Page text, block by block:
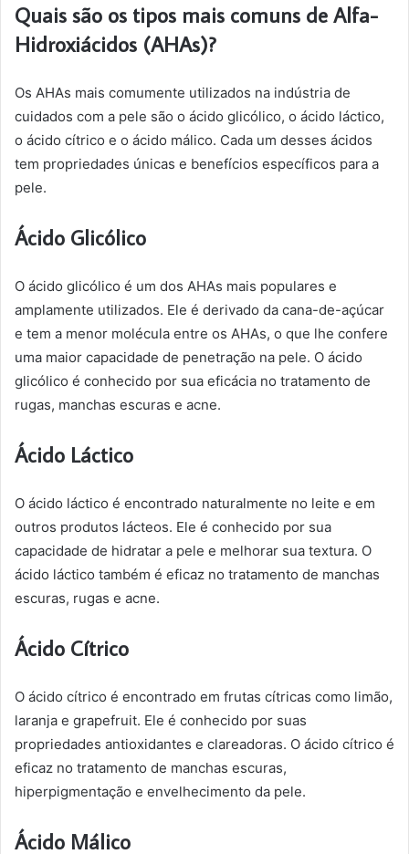
Quais são os tipos mais comuns de Alfa-
Hidroxiácidos (AHAs)?
Os AHAs mais comumente utilizados na indústria de
cuidados com a pele são o ácido glicólico, o ácido láctico,
o ácido cítrico e o ácido málico. Cada um desses ácidos
tem propriedades únicas e benefícios específicos para a
pele.
Ácido Glicólico
O ácido glicólico é um dos AHAs mais populares e
amplamente utilizados. Ele é derivado da cana-de-açúcar
e tem a menor molécula entre os AHAs, o que lhe confere
uma maior capacidade de penetração na pele. O ácido
glicólico é conhecido por sua eficácia no tratamento de
rugas, manchas escuras e acne.
Ácido Láctico
O ácido láctico é encontrado naturalmente no leite e em
outros produtos lácteos. Ele é conhecido por sua
capacidade de hidratar a pele e melhorar sua textura. O
ácido láctico também é eficaz no tratamento de manchas
escuras, rugas e acne.
Ácido Cítrico
O ácido cítrico é encontrado em frutas cítricas como limão,
laranja e grapefruit. Ele é conhecido por suas
propriedades antioxidantes e clareadoras. O ácido cítrico é
eficaz no tratamento de manchas escuras,
hiperpigmentação e envelhecimento da pele.
Ácido Málico